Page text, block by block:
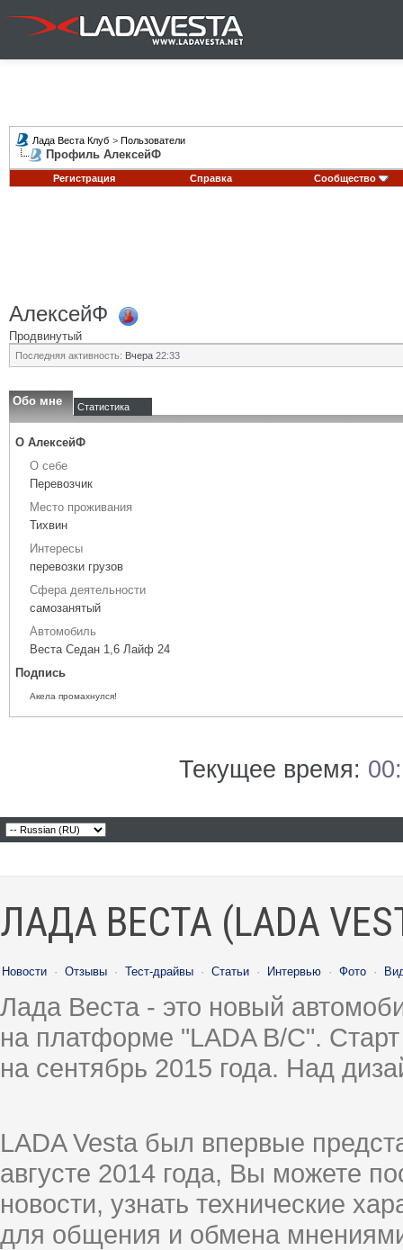
Лада Веста Клуб > Пользователи
Профиль АлексейФ
Регистрация Справка Сообщество
АлексейФ
Продвинутый
Последняя активность: Вчера 22:33
Обо мне Статистика
О АлексейФ
О себе
Перевозчик
Место проживания
Тихвин
Интересы
перевозки грузов
Сфера деятельности
самозанятый
Автомобиль
Веста Седан 1,6 Лайф 24
Подпись
Акела промахнулся!
Текущее время:
ЛАДА ВЕСТА (LADA
Новости · Отзывы · Тест-драйвы · Статьи · Интервью · Фото ·
Лада Веста - это новый
на платформе "LADA B/C".
на сентябрь 2015 года. Над
LADA Vesta был впервые
августе 2014 года, Вы можете
новости, узнать технические
для общения и обмена